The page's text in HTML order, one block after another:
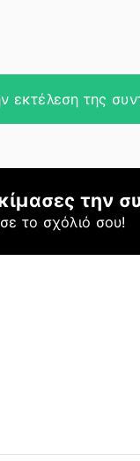
εκτέλεση της
την
το σχόλιό σου!